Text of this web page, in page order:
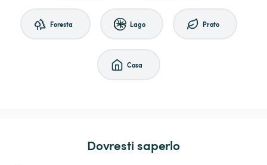
Foresta Lago Prato
Casa
Dovresti saperlo